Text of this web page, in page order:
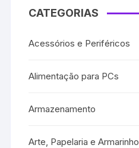
CATEGORIAS
Acessórios e Periféricos
Alimentação para PCs
Armazenamento
Arte, Papelaria e Armarinho